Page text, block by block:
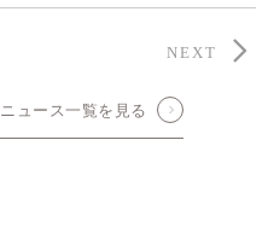
NEXT
ニュース一覧を見る